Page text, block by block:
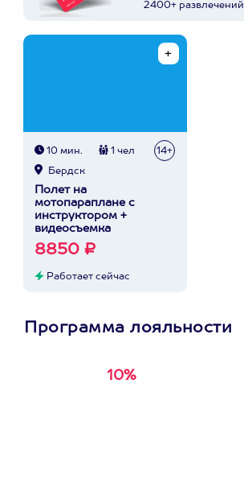
2400+ развлечений
10 мин. 1 чел 14+
Бердск
Полет на
мотопараплане с
инструктором +
видеосъемка
8850 ₽
Работает сейчас
Программа лояльности
10%